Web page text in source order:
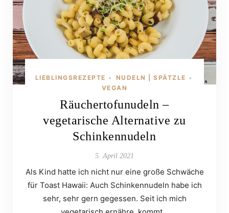
LIEBLINGSREZEPTE • NUDELN | SPÄTZLE •
VEGAN
Räuchertofunudeln –
vegetarische Alternative zu
Schinkennudeln
5. April 2021
Als Kind hatte ich nicht nur eine große Schwäche
für Toast Hawaii: Auch Schinkennudeln habe ich
sehr, sehr gern gegessen. Seit ich mich